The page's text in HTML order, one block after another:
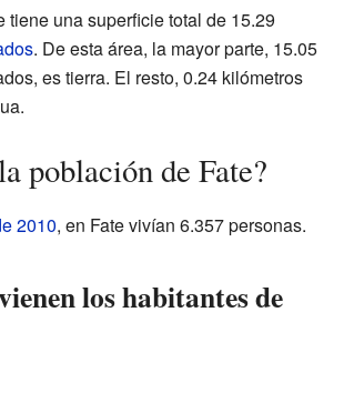
tiene una superficie total de 15.29
. De esta área, la mayor parte, 15.05
es tierra. El resto, 0.24 kilómetros
población de Fate?
2010, en Fate vivían 6.357 personas.
los habitantes de